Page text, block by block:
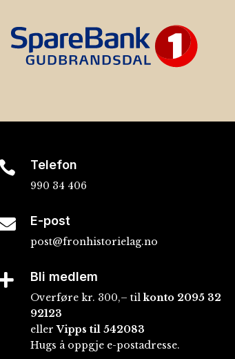
Telefon
990 34 406
E-post
post@fronhistorielag.no
Bli medlem
Overføre kr. 300,– tilkonto 2095 32
92123
ellerVipps til 542083
Hugs å oppgje e-postadresse.